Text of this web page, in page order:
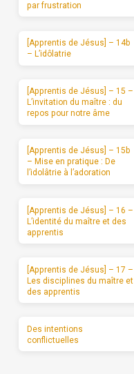
par frustration
[Apprentis de Jésus] – 14b
– L’idôlatrie
[Apprentis de Jésus] – 15 –
L’invitation du maître : du
repos pour notre âme
[Apprentis de Jésus] – 15b
– Mise en pratique : De
l’idolâtrie à l’adoration
[Apprentis de Jésus] – 16 –
L’identité du maître et des
apprentis
[Apprentis de Jésus] – 17 –
Les disciplines du maître et
des apprentis
Des intentions
conflictuelles